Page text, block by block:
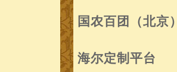
国农百团（北京
海尔定制平台